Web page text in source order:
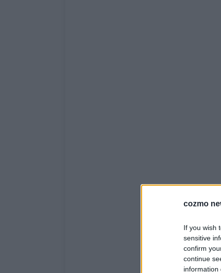
cozmo
If you wish
sensitive
confirm
continue
information